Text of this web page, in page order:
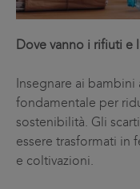
Dove vanno i rifiuti e
Insegnare ai
fondamentale per
sostenibilità. Gli
essere trasformati in
e coltivazioni.